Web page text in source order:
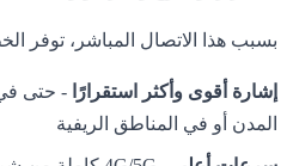
بسبب هذا الاتصال المباشر، توفر
إشارة أقوى وأكثر استقرارًا - حتى
المدن أو في المناطق الريفية